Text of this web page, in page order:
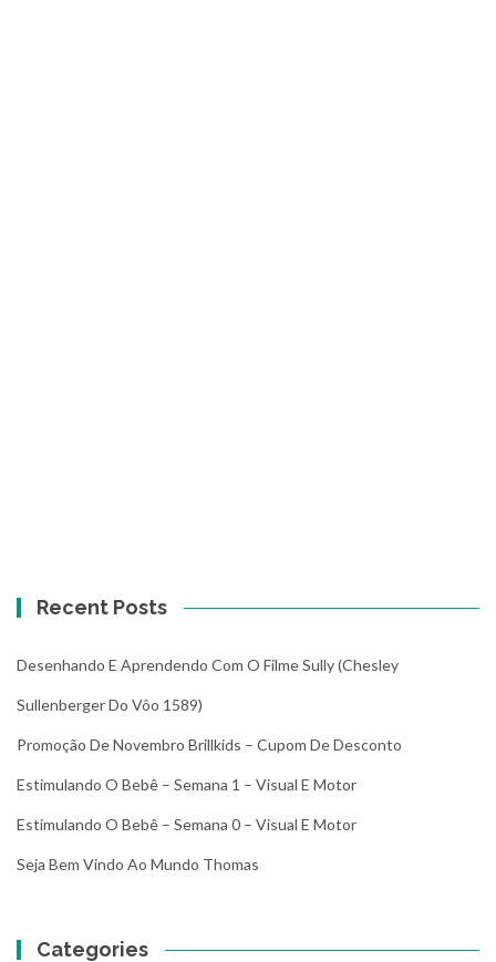
Recent Posts
Desenhando E Aprendendo Com O Filme Sully (Chesley
Sullenberger Do Vôo 1589)
Promoção De Novembro Brillkids – Cupom De Desconto
Estimulando O Bebê – Semana 1 – Visual E Motor
Estimulando O Bebê – Semana 0 – Visual E Motor
Seja Bem Vindo Ao Mundo Thomas
Categories